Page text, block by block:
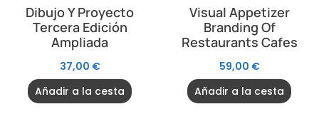
Dibujo Y Proyecto
Tercera Edición
Ampliada
37,00 €
Añadir a la cesta
Visual Appetizer
Branding Of
Restaurants Cafes
59,00 €
Añadir a la cesta